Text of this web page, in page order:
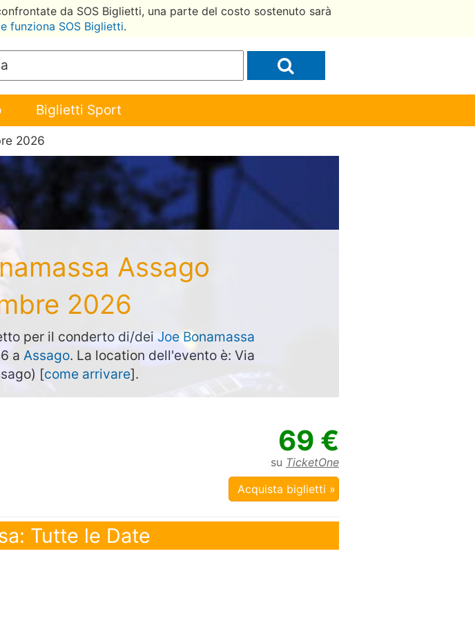
da SOS Biglietti, una parte del costo sostenuto sarà
funziona SOS Biglietti.
Biglietti Sport
2026
Assago
2026
per il conderto di/dei Joe Bonamassa
a Assago. La location dell'evento è: Via
[come arrivare].
69 €
su TicketOne
Acquista biglietti »
Tutte le Date